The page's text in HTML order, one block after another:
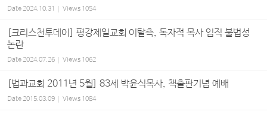
Date2024.10.31 Views 1054
[크리스천투데이] 평강제일교회 이탈측, 독자적 목사 임직 불법성
논란
Date2024.07.26 Views 1062
[법과교회 2011년 5월] 83세 박윤식목사, 책출판기념 예배
Date2015.03.09 Views 1084